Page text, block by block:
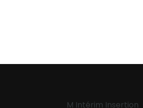
M Intérim Insertion